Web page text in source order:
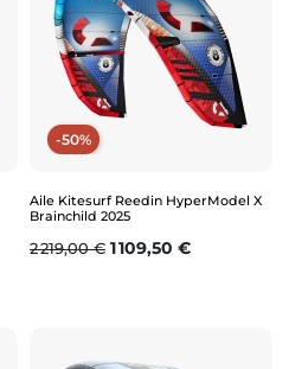
-50%
Aile Kitesurf Reedin HyperModel X
Brainchild 2025
Prix de base
2 219,00 € Prix
1 109,50 €